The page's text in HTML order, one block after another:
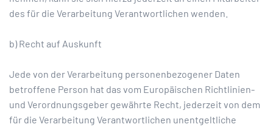
des für die Verarbeitung Verantwortlichen wenden.
b) Recht auf Auskunft
Jede von der Verarbeitung personenbezogener Daten
betroffene Person hat das vom Europäischen Richtlinien-
und Verordnungsgeber gewährte Recht, jederzeit von dem
für die Verarbeitung Verantwortlichen unentgeltliche